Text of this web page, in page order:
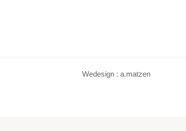
Wedesign : a.matzen